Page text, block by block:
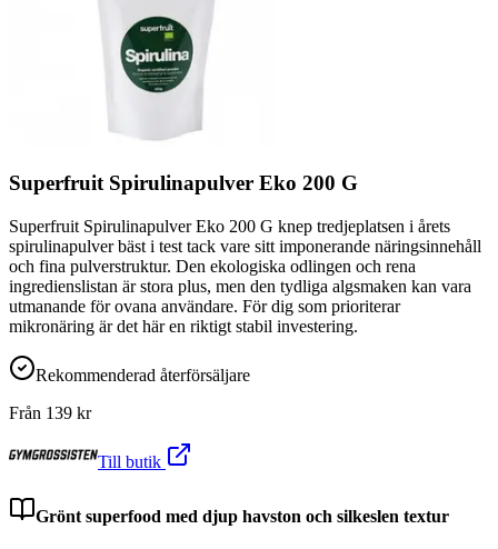
Superfruit Spirulinapulver Eko 200 G
Superfruit Spirulinapulver Eko 200 G knep tredjeplatsen i årets
spirulinapulver bäst i test tack vare sitt imponerande näringsinnehåll
och fina pulverstruktur. Den ekologiska odlingen och rena
ingredienslistan är stora plus, men den tydliga algsmaken kan vara
utmanande för ovana användare. För dig som prioriterar
mikronäring är det här en riktigt stabil investering.
Rekommenderad återförsäljare
Från 139 kr
Till butik
Grönt superfood med djup havston och silkeslen textur